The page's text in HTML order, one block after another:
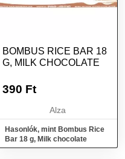
BOMBUS RICE BAR 18
G, MILK CHOCOLATE
390 Ft
Alza
Hasonlók, mint Bombus Rice
Bar 18 g, Milk chocolate